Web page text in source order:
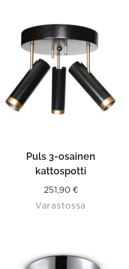
Puls 3-osainen
kattospotti
251,90 €
Varastossa
product